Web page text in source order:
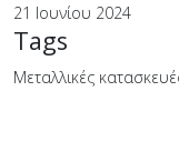
21 Ιουνίου 2024
Tags
Μεταλλικές